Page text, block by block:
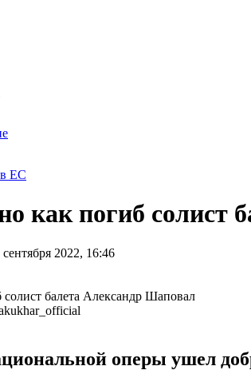
ЕС
как погиб солист
2022, 16:46
оперы ушел